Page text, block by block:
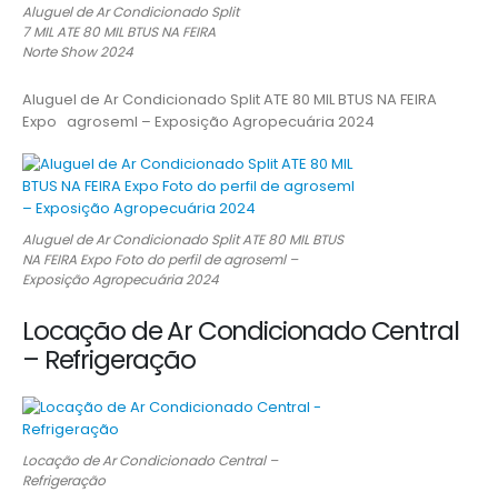
Aluguel de Ar Condicionado Split
7 MIL ATE 80 MIL BTUS NA FEIRA
Norte Show 2024
Aluguel de Ar Condicionado Split ATE 80 MIL BTUS NA FEIRA
Expo agroseml – Exposição Agropecuária 2024
Aluguel de Ar Condicionado Split ATE 80 MIL BTUS
NA FEIRA Expo Foto do perfil de agroseml –
Exposição Agropecuária 2024
Locação de Ar Condicionado Central
– Refrigeração
Locação de Ar Condicionado Central –
Refrigeração